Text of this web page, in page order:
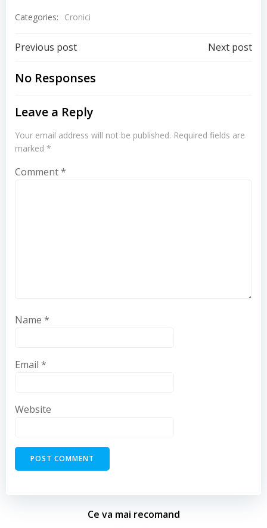
Categories: Cronici
Post
navigation
Previous post Next post
No Responses
Leave a Reply
Your email address will not be published. Required fields are
marked *
Comment*
Name *
Email *
Website
Ce va mai recomand